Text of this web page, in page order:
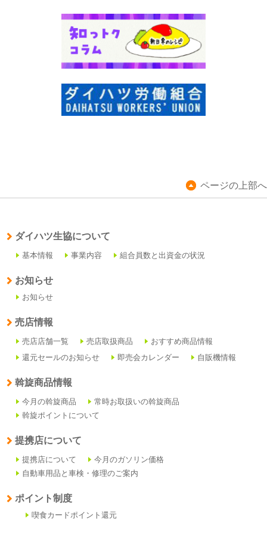
ページの上部へ
ダイハツ生協について
基本情報 事業内容 組合員数と出資金の状況
お知らせ
お知らせ
売店情報
売店店舗一覧 売店取扱商品
おすすめ商品情報
還元セールのお知らせ
即売会カレンダー 自販機情報
斡旋商品情報
今月の斡旋商品
常時お取扱いの斡旋商品
斡旋ポイントについて
提携店について
提携店について
今月のガソリン価格
自動車用品と車検・修理のご案内
ポイント制度
喫食カードポイント還元